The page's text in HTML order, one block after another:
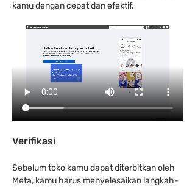
kamu dengan cepat dan efektif.
Verifikasi
Sebelum toko kamu dapat diterbitkan oleh
Meta, kamu harus menyelesaikan langkah-